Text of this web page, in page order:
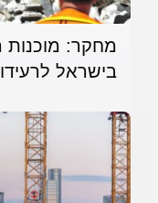
מחקר: מוכנות
בישראל